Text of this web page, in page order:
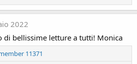
2022
di bellissime letture a tutti! Monica
11371